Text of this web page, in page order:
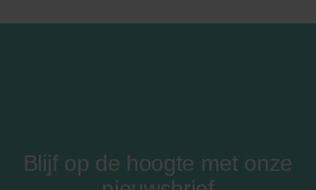
Blijf op de hoogte met onze